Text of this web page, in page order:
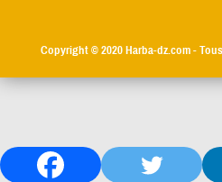
Copyright © 2020Harba-dz.com-